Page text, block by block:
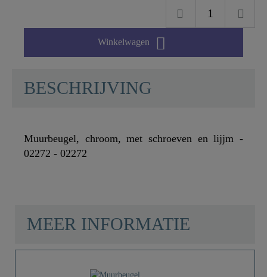
Winkelwagen 
BESCHRIJVING
Muurbeugel, chroom, met schroeven en lijjm -
02272 - 02272
MEER INFORMATIE